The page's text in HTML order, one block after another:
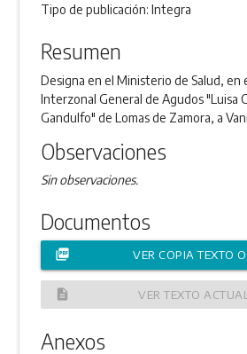
Tipo de publicación:Integra
Resumen
Designa en el Ministerio de Salud, en
Interzonal General de Agudos "Luisa
Gandulfo" de Lomas de Zamora, a
Observaciones
Sin observaciones.
Documentos
picture_as_pdf VER COPIA TEXTO
description VER TEXTO
Anexos